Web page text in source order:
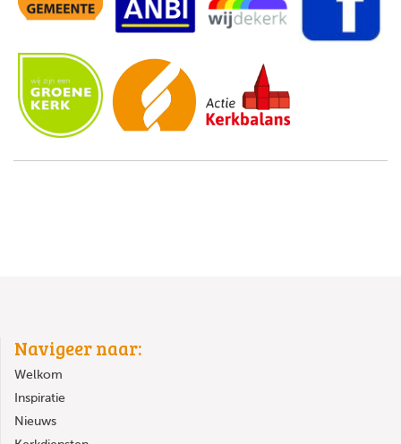
Navigeer naar:
Welkom
Inspiratie
Nieuws